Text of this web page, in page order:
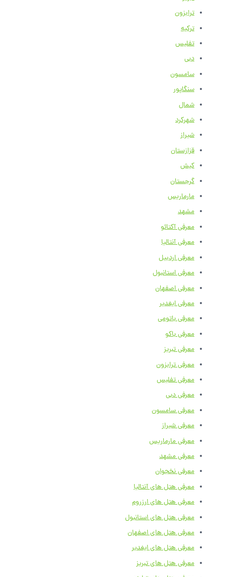
ترابزون
ترکیه
تفلیس
دبی
سامسون
سنگاپور
شمال
شهرکرد
شیراز
قزازستان
کیش
گرجستان
مارماریس
مشهد
معرفی آکتائو
معرفی آنتالیا
معرفی اردبیل
معرفی استانبول
معرفی اصفهان
معرفی ایغدیر
معرفی باتومی
معرفی باکو
معرفی تبریز
معرفی ترابزون
معرفی تفلیس
معرفی دبی
معرفی سامسون
معرفی شیراز
معرفی مارماریس
معرفی مشهد
معرفی نخجوان
معرفی هتل های آنتالیا
معرفی هتل های ارزروم
معرفی هتل های استانبول
معرفی هتل های اصفهان
معرفی هتل های ایغدیر
معرفی هتل های تبریز